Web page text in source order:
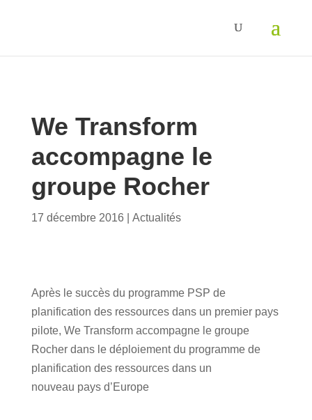
We Transform
accompagne le
groupe Rocher
17 décembre 2016 Actualités
Après le succès du programme PSP de
planification des ressources dans un premier pays
pilote, We Transform accompagne le groupe
Rocher dans le déploiement du programme de
planification des ressources dans un
nouveau pays d’Europe